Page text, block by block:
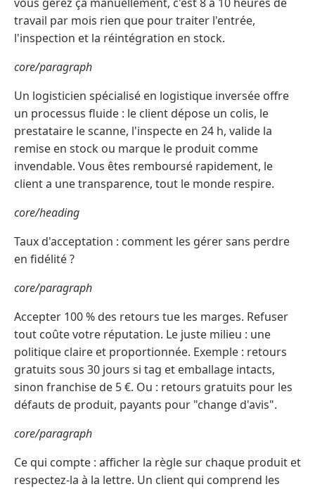
travail par mois rien que pour traiter l'entrée,
l'inspection et la réintégration en stock.
core/paragraph
Un logisticien spécialisé en logistique inversée offre
un processus fluide : le client dépose un colis, le
prestataire le scanne, l'inspecte en 24 h, valide la
remise en stock ou marque le produit comme
invendable. Vous êtes remboursé rapidement, le
client a une transparence, tout le monde respire.
core/heading
Taux d'acceptation : comment les gérer sans perdre
en fidélité ?
core/paragraph
Accepter 100 % des retours tue les marges. Refuser
tout coûte votre réputation. Le juste milieu : une
politique claire et proportionnée. Exemple : retours
gratuits sous 30 jours si tag et emballage intacts,
sinon franchise de 5 €. Ou : retours gratuits pour les
défauts de produit, payants pour "change d'avis".
core/paragraph
Ce qui compte : afficher la règle sur chaque produit et
respectez-la à la lettre. Un client qui comprend les